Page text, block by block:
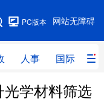
网站无障碍
PC版本
人事 国际 财
人事
光学材料筛选